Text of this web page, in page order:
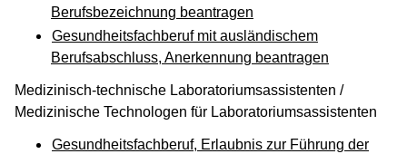
Berufsbezeichnung beantragen
Gesundheitsfachberuf mit ausländischem
Berufsabschluss, Anerkennung beantragen
Medizinisch-technische Laboratoriumsassistenten /
Medizinische Technologen für Laboratoriumsassistenten
Gesundheitsfachberuf, Erlaubnis zur Führung der